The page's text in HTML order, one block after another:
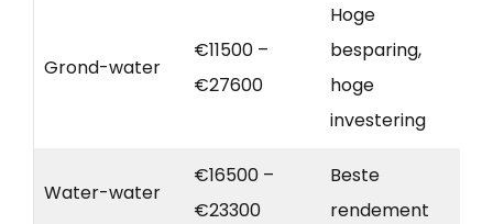
Grond-water
€11500 –
€27600
Hoge
besparing,
hoge
investering
Water-water
€16500 –
€23300
Beste
rendement